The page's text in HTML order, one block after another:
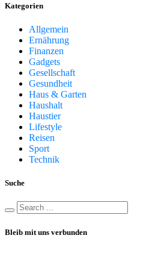
Kategorien
Allgemein
Ernährung
Finanzen
Gadgets
Gesellschaft
Gesundheit
Haus & Garten
Haushalt
Haustier
Lifestyle
Reisen
Sport
Technik
Suche
Bleib mit uns verbunden